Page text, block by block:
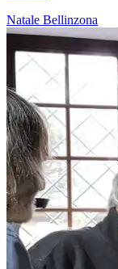
Natale Bellinzona